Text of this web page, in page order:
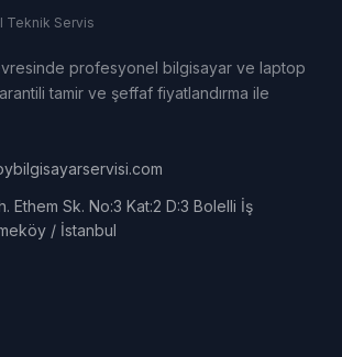
Teknik Servis
profesyonel bilgisayar ve laptop
tamir ve şeffaf fiyatlandırma ile
Ethem Sk. No:3 Kat:2 D:3 Bolelli İş
/ İstanbul